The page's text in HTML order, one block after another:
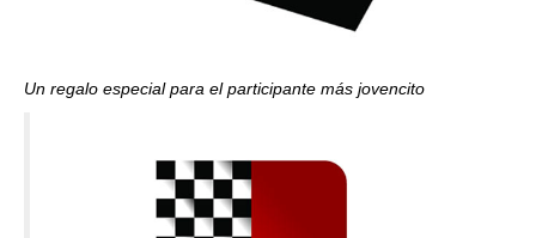
Un regalo especial para el participante más jovencito